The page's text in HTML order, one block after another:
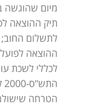
תיק ההוצאה
לכללי לשכת
הטרחה